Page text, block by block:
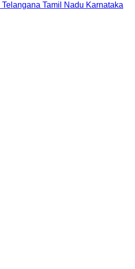
Telangana Tamil Nadu Karnataka